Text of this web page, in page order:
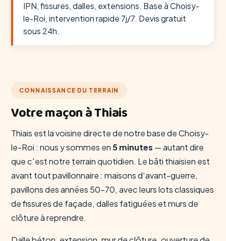
IPN, fissures, dalles, extensions. Base à Choisy-
le-Roi, intervention rapide 7j/7. Devis gratuit
sous 24h.
CONNAISSANCE DU TERRAIN
Votre maçon à Thiais
Thiais est la voisine directe de notre base de Choisy-
le-Roi : nous y sommes en5 minutes — autant dire
que c'est notre terrain quotidien. Le bâti thiaisien est
avant tout pavillonnaire : maisons d'avant-guerre,
pavillons des années 50-70, avec leurs lots classiques
de fissures de façade, dalles fatiguées et murs de
clôture à reprendre.